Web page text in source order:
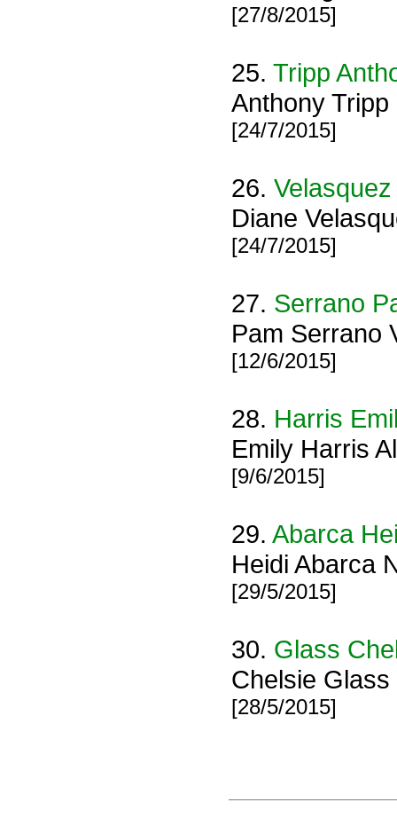
[27/8/2015]
25. Tripp
Anthony
[24/7/2015]
26.
Diane
[24/7/2015]
27. Serrano
Pam Serrano
[12/6/2015]
28. Harris
Emily Harris
[9/6/2015]
29. Abarca
Heidi Abarca
[29/5/2015]
30. Glass
Chelsie
[28/5/2015]